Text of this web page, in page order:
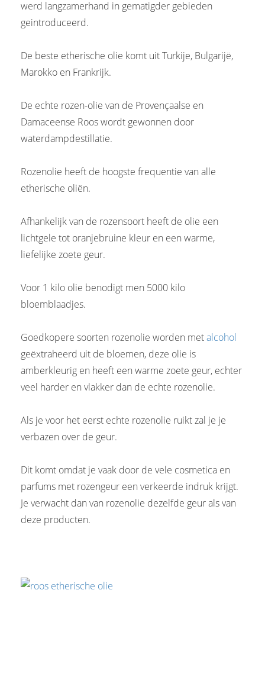
werd langzamerhand in gematigder gebieden
geintroduceerd.
De beste etherische olie komt uit Turkije, Bulgarijë,
Marokko en Frankrijk.
De echte rozen-olie van de Provençaalse en
Damaceense Roos wordt gewonnen door
waterdampdestillatie.
Rozenolie heeft de hoogste frequentie van alle
etherische oliën.
Afhankelijk van de rozensoort heeft de olie een
lichtgele tot oranjebruine kleur en een warme,
liefelijke zoete geur.
Voor 1 kilo olie benodigt men 5000 kilo
bloemblaadjes.
Goedkopere soorten rozenolie worden metalcohol
geëxtraheerd uit de bloemen, deze olie is
amberkleurig en heeft een warme zoete geur, echter
veel harder en vlakker dan de echte rozenolie.
Als je voor het eerst echte rozenolie ruikt zal je je
verbazen over de geur.
Dit komt omdat je vaak door de vele cosmetica en
parfums met rozengeur een verkeerde indruk krijgt.
Je verwacht dan van rozenolie dezelfde geur als van
deze producten.